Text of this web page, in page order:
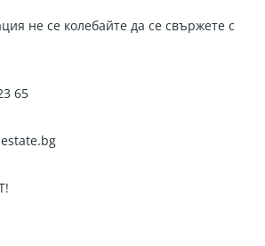
не се колебайте да се свържете с
65